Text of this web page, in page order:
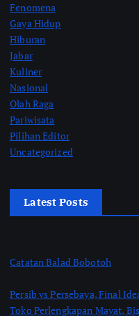
Fenomena
Gaya Hidup
Hiburan
Jabar
Kuliner
Nasional
Olah Raga
Pariwisata
Pilihan Editor
Uncategorized
Latest Posts
Catatan Balad Bobotoh
Persib vs Persebaya, Final
Toko Perlengkapan Mayat,